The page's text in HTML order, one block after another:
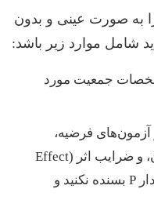
به صورت عینی و بدون
شامل موارد زیر باشد:
جمعیت مورد
آزمون‌های فرضیه،
شامل مقادیر P، حدود اطمینان، و ضرایب اثر (Effect
Size). مهم است که تنها به مقدار P بسنده نکنید و